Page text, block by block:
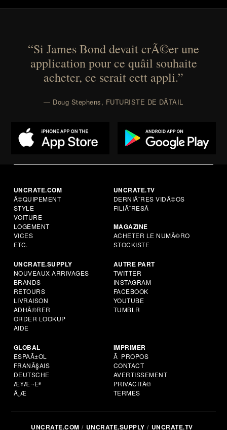
“Si James Bond devait crÃ©er une
application pour ce quâil souhaite
acheter, ce serait cett appli.”
— Doug Stephens, FUTURISTE DE DÃTAIL
UNCRATE.COM
Ã©QUIPEMENT
STYLE
VOITURE
LOGEMENT
VICES
ETC.
UNCRATE.TV
DERNIÃ¨RES VIDÃ©OS
FILIÃ¨RESÂ
MAGAZINE
ACHETER LE NUMÃ©RO
STOCKISTE
UNCRATE.SUPPLY
NOUVEAUX ARRIVAGES
BRANDS
RETOURS
LIVRAISON
ADHÃ©RER
ORDER LOOKUP
AIDE
AUTRE PART
TWITTER
INSTAGRAM
FACEBOOK
YOUTUBE
TUMBLR
GLOBAL
ESPAÃ±OL
FRANÃ§AIS
DEUTSCHE
Æ¥Æ¬Èª
Ä¸­Æ
IMPRIMER
Ã PROPOS
CONTACT
AVERTISSEMENT
PRIVACITÃ©
TERMES
UNCRATE.COM UNCRATE.SUPPLY UNCRATE.TV